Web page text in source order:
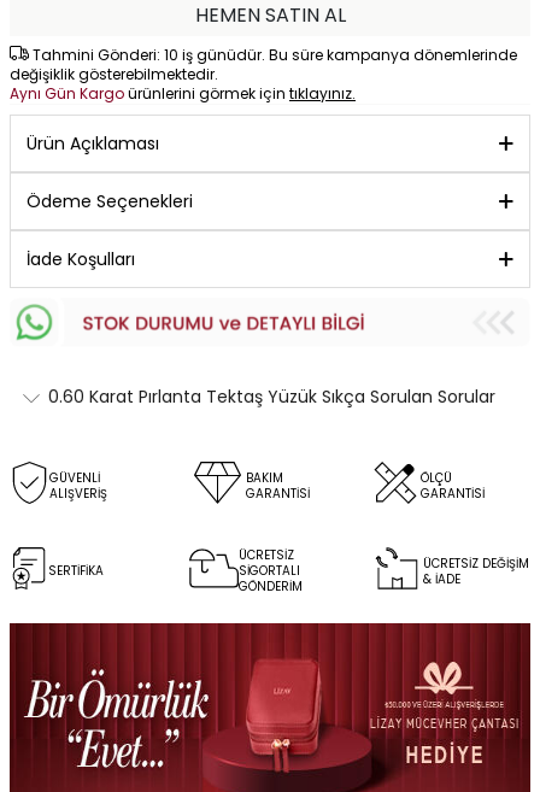
HEMEN SATIN AL
Tahmini Gönderi: 10 iş günüdür. Bu süre kampanya dönemlerinde
değişiklik gösterebilmektedir.
Aynı Gün Kargoürünlerini görmek için tıklayınız.
Ürün Açıklaması
Ödeme Seçenekleri
İade Koşulları
0.60 Karat Pırlanta Tektaş Yüzük Sıkça Sorulan Sorular
GÜVENLİ
ALIŞVERİŞ
BAKIM
GARANTİSİ
ÖLÇÜ
GARANTİSİ
SERTİFİKA
ÜCRETSİZ
SİGORTALI
GÖNDERİM
ÜCRETSİZ DEĞİŞİM
& İADE